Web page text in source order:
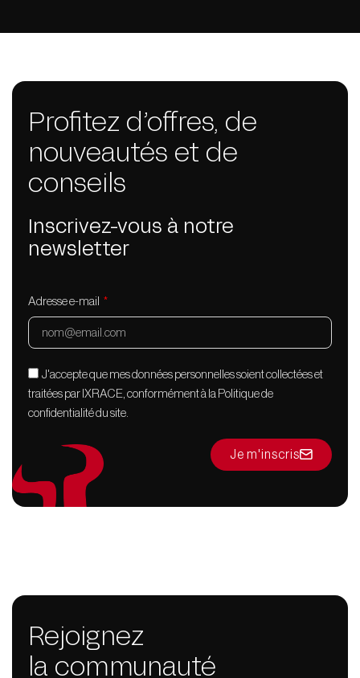
Profitez d’offres, de
nouveautés et de
conseils
Inscrivez-vous à notre
newsletter
Adresse e-mail
J'accepte que mes données personnelles soient collectées et
traitées par IXRACE, conformément à la Politique de
confidentialité du site.
Je m'inscris
Rejoignez
la communauté